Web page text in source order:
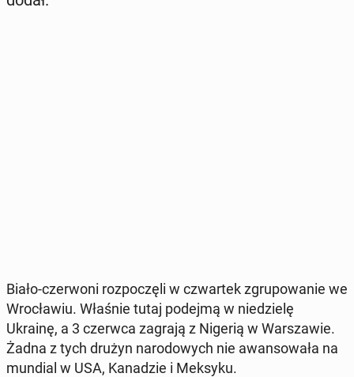
Biało-czer­wo­ni roz­po­czę­li w czwar­tek zgru­po­wa­nie we
Wro­cła­wiu. Właśnie tutaj podejmą w nie­dzie­lę
Ukrainę, a 3 czerwca zagrają z Nigerią w War­sza­wie.
Żadna z tych drużyn na­ro­do­wych nie awan­so­wa­ła na
mundial w USA, Ka­na­dzie i Meksyku.